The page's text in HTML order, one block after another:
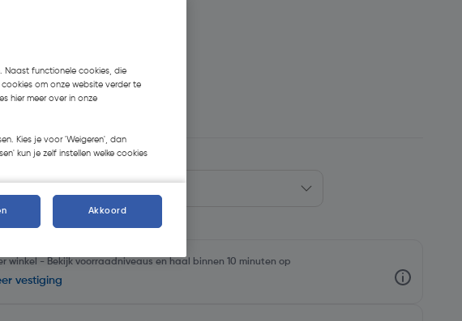
| Excl. btw € 21,31
(12)
winkel - Bekijk voorraadniveaus en haal binnen 10 minuten op
vestiging
Naast functionele cookies, die
om onze website verder te
hier meer over in onze
Kies je voor 'Weigeren', dan
kun je zelf instellen welke cookies
Akkoord